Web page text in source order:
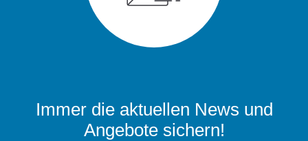
Immer die aktuellen News und
Angebote sichern!